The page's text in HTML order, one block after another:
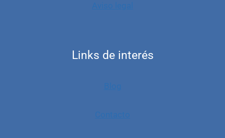
Links de interés